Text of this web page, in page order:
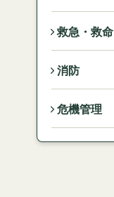
救急・救命
消防
危機管理